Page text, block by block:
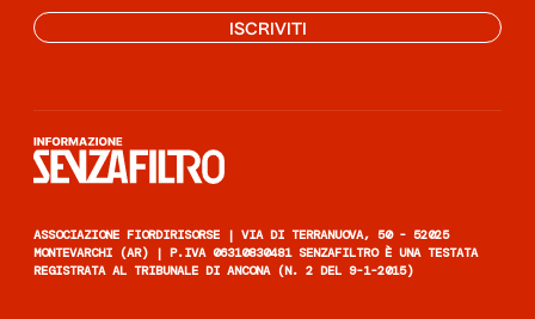
ISCRIVITI
ASSOCIAZIONE FIORDIRISORSE | VIA DI TERRANUOVA, 50 - 52025
MONTEVARCHI (AR) | P.IVA 06310830481 SENZAFILTRO È UNA TESTATA
REGISTRATA AL TRIBUNALE DI ANCONA (N. 2 DEL 9-1-2015)